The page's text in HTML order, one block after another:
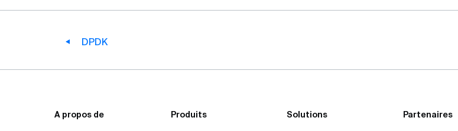
DPDK
A propos de Produits Solutions Partenaires